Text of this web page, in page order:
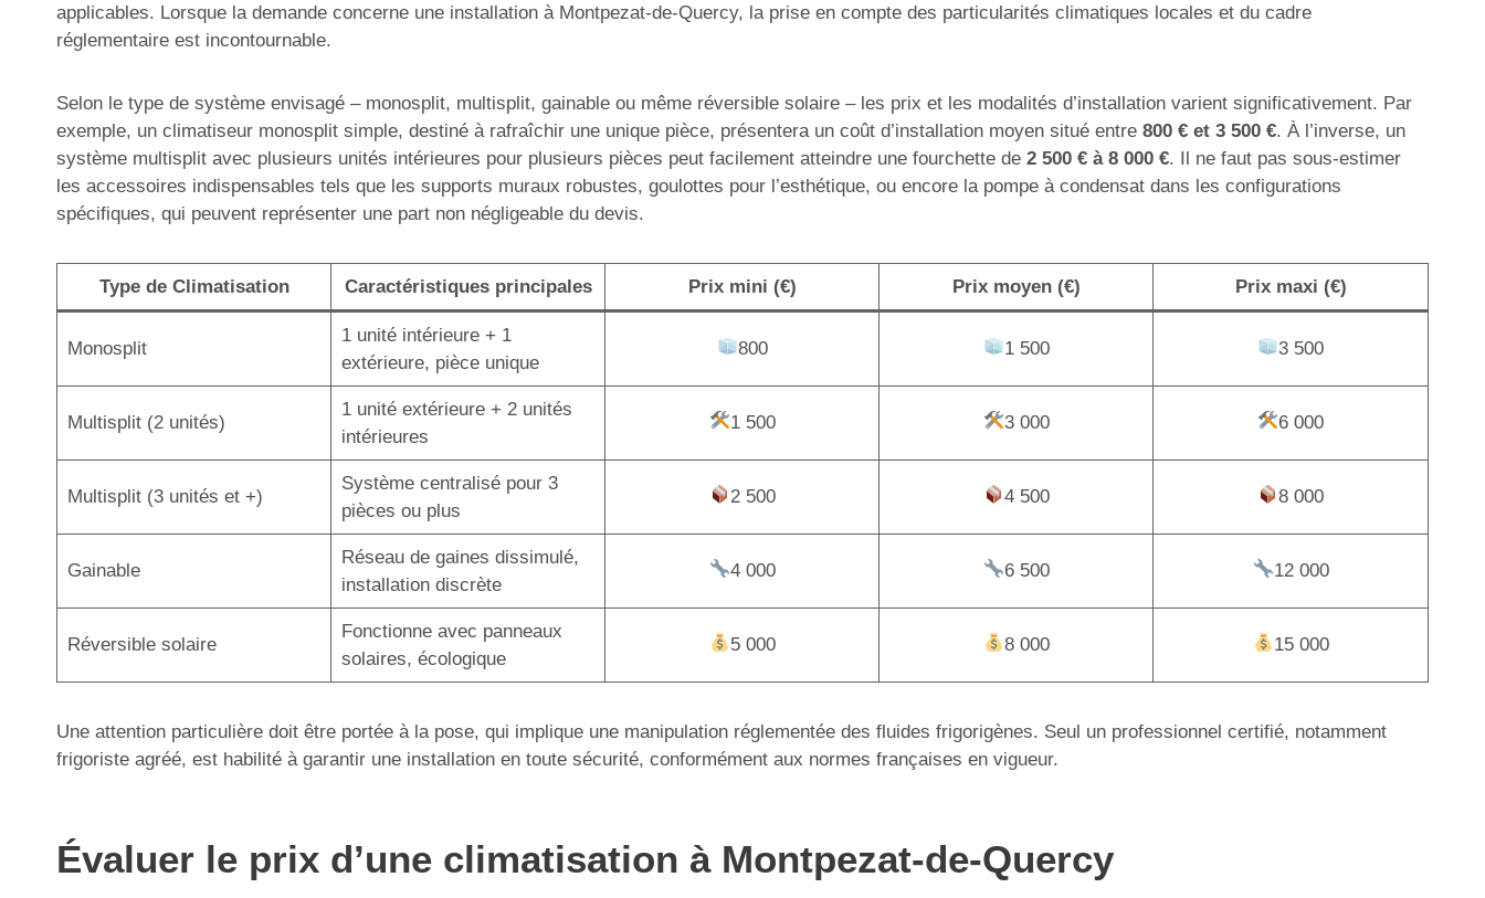
applicables. Lorsque la demande concerne une installation à Montpezat-de-Quercy, la prise en compte des particularités climatiques locales et du cadre
réglementaire est incontournable.
Selon le type de système envisagé – monosplit, multisplit, gainable ou même réversible solaire – les prix et les modalités d’installation varient significativement. Par
exemple, un climatiseur monosplit simple, destiné à rafraîchir une unique pièce, présentera un coût d’installation moyen situé entre 800 € et 3 500 €. À l’inverse, un
système multisplit avec plusieurs unités intérieures pour plusieurs pièces peut facilement atteindre une fourchette de 2 500 € à 8 000 €. Il ne faut pas sous-estimer
les accessoires indispensables tels que les supports muraux robustes, goulottes pour l’esthétique, ou encore la pompe à condensat dans les configurations
spécifiques, qui peuvent représenter une part non négligeable du devis.
Type de Climatisation Caractéristiques principales Prix mini (€) Prix moyen (€) Prix maxi (€)
Monosplit
1 unité intérieure + 1
extérieure, pièce unique
800 1 500 3 500
Multisplit (2 unités)
1 unité extérieure + 2 unités
intérieures
1 500 3 000 6 000
Multisplit (3 unités et +)
Système centralisé pour 3
pièces ou plus
2 500 4 500 8 000
Gainable
Réseau de gaines dissimulé,
installation discrète
4 000 6 500 12 000
Réversible solaire
Fonctionne avec panneaux
solaires, écologique
5 000 8 000 15 000
Une attention particulière doit être portée à la pose, qui implique une manipulation réglementée des fluides frigorigènes. Seul un professionnel certifié, notamment
frigoriste agréé, est habilité à garantir une installation en toute sécurité, conformément aux normes françaises en vigueur.
Évaluer le prix d’une climatisation à Montpezat-de-Quercy